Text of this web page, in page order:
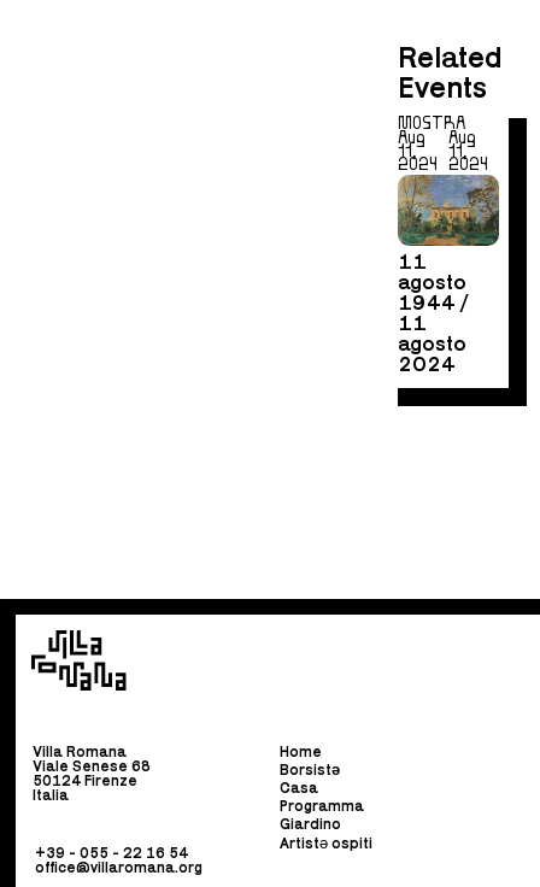
Related
Events
MOSTRA
Aug
11,
2024
Aug
11,
2024
11
agosto
1944 /
11
agosto
2024
Villa Romana
Viale Senese 68
50124 Firenze
Italia
+39 - 055 - 22 16 54
office@villaromana.org
Home
Borsistə
Casa
Programma
Giardino
Artistə ospiti